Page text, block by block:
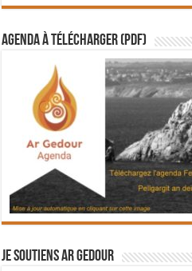
Agenda à télécharger (PDF)
Je soutiens Ar Gedour